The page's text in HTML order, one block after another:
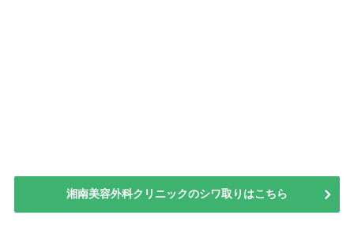
湘南美容外科クリニックのシワ取りはこちら